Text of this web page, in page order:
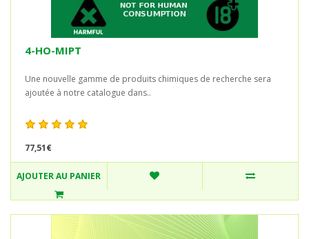
4-HO-MIPT
Une nouvelle gamme de produits chimiques de recherche sera
ajoutée à notre catalogue dans..
77,51€
AJOUTER AU PANIER